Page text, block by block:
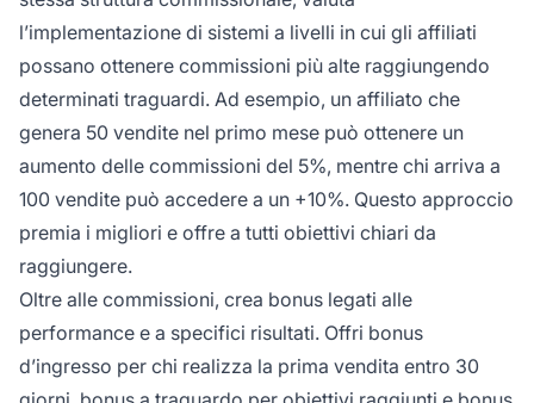
l’implementazione di sistemi a livelli in cui gli affiliati
possano ottenere commissioni più alte raggiungendo
determinati traguardi. Ad esempio, un affiliato che
genera 50 vendite nel primo mese può ottenere un
aumento delle commissioni del 5%, mentre chi arriva a
100 vendite può accedere a un +10%. Questo approccio
premia i migliori e offre a tutti obiettivi chiari da
raggiungere.
Oltre alle commissioni, crea bonus legati alle
performance e a specifici risultati. Offri bonus
d’ingresso per chi realizza la prima vendita entro 30